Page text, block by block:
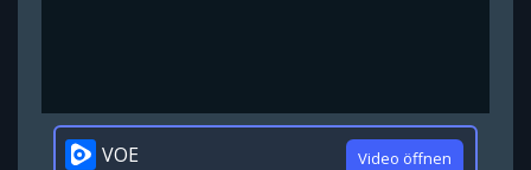
VOE Video öffnen